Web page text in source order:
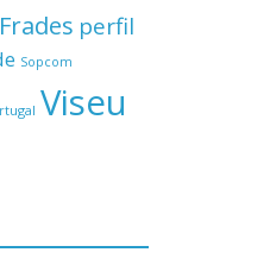
perfil
Sopcom
Viseu